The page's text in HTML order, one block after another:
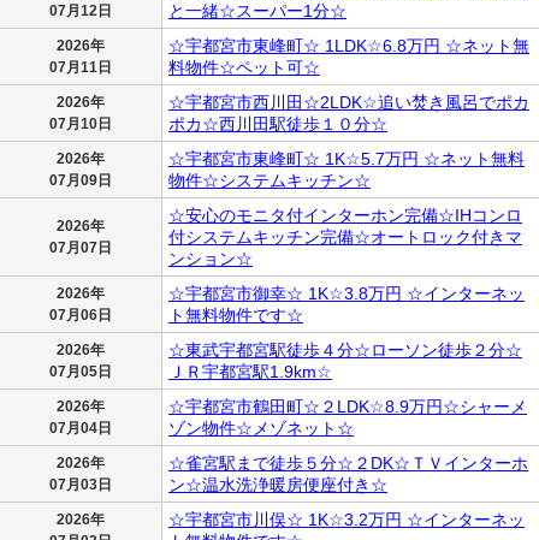
07月12日
と一緒☆スーパー1分☆
2026年
07月11日
☆宇都宮市東峰町☆ 1LDK☆6.8万円 ☆ネット無
料物件☆ペット可☆
2026年
07月10日
☆宇都宮市西川田☆2LDK☆追い焚き風呂でポカ
ポカ☆西川田駅徒歩１０分☆
2026年
07月09日
☆宇都宮市東峰町☆ 1K☆5.7万円 ☆ネット無料
物件☆システムキッチン☆
2026年
07月07日
☆安心のモニタ付インターホン完備☆IHコンロ
付システムキッチン完備☆オートロック付きマ
ンション☆
2026年
07月06日
☆宇都宮市御幸☆ 1K☆3.8万円 ☆インターネッ
ト無料物件です☆
2026年
07月05日
☆東武宇都宮駅徒歩４分☆ローソン徒歩２分☆
ＪＲ宇都宮駅1.9km☆
2026年
07月04日
☆宇都宮市鶴田町☆２LDK☆8.9万円☆シャーメ
ゾン物件☆メゾネット☆
2026年
07月03日
☆雀宮駅まで徒歩５分☆２DK☆ＴＶインターホ
ン☆温水洗浄暖房便座付き☆
2026年
☆宇都宮市川俣☆ 1K☆3.2万円 ☆インターネッ